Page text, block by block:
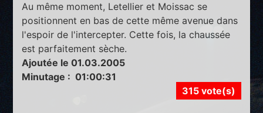
Au même moment, Letellier et Moissac se
positionnent en bas de cette même avenue dans
l'espoir de l'intercepter. Cette fois, la chaussée
est parfaitement sèche.
Ajoutée le 01.03.2005
Minutage : 01:00:31
315 vote(s)